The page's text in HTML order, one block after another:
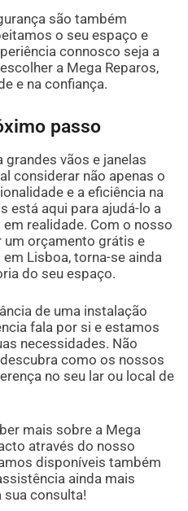
são também
o seu espaço e
connosco seja a
a Mega Reparos,
e na confiança.
passo
vãos e janelas
considerar não apenas o
e a eficiência na
está aqui para ajudá-lo a
realidade. Com o nosso
orçamento grátis e
Lisboa, torna-se ainda
do seu espaço.
de uma instalação
fala por si e estamos
necessidades. Não
como os nossos
no seu lar ou local de
mais sobre a Mega
através do nosso
disponíveis também
ainda mais
sua consulta!